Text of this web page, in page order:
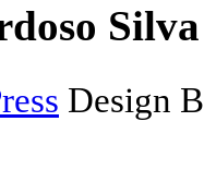
Design